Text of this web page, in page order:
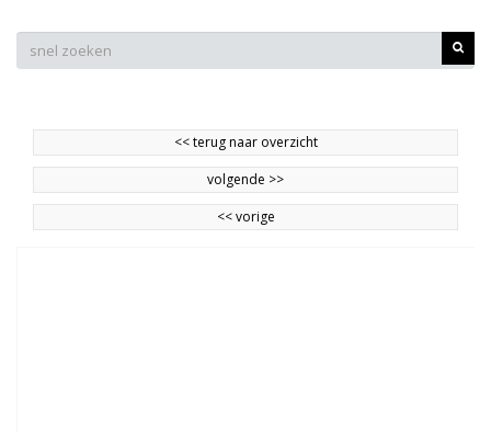
<<terug naar overzicht
volgende >>
<<vorige